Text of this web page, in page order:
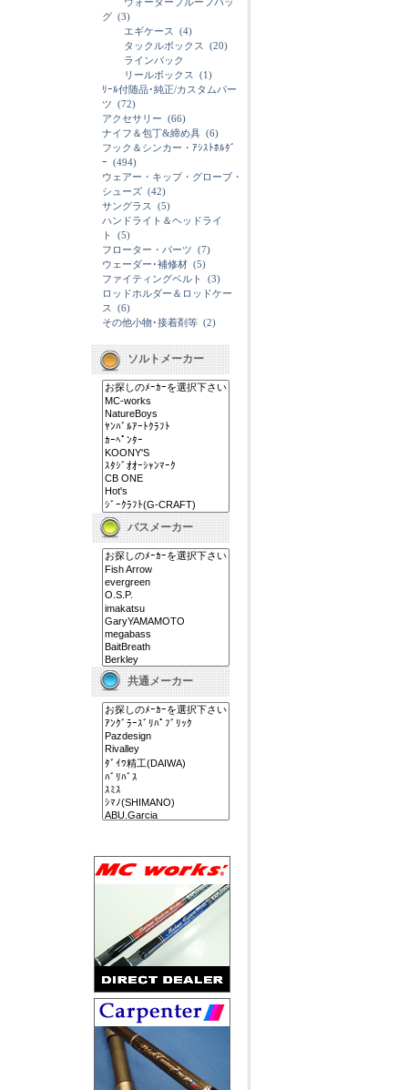
グ (3)
エギケース
(4)
タックルボックス
(20)
ラインバック
リールボックス
(1)
ﾘｰﾙ付随品･純正/カスタムパー
ツ (72)
アクセサリー (66)
ナイフ＆包丁&締め具 (6)
フック＆シンカー・ｱｼｽﾄﾎﾙﾀﾞ
ｰ (494)
ウェアー・キップ・グローブ・
シューズ (42)
サングラス
(5)
ハンドライト＆ヘッドライ
ト
(5)
フローター・パーツ (7)
ウェーダー･補修材 (5)
ファイティングベルト
(3)
ロッドホルダー＆ロッドケー
ス
(6)
その他小物･接着剤等 (2)
ソルトメーカー
バスメーカー
共通メーカー